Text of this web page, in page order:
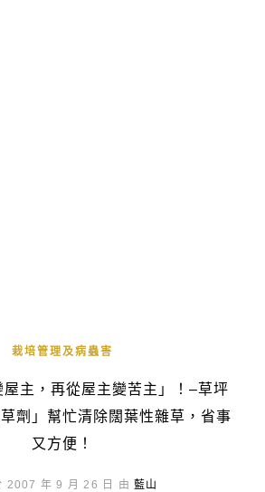
栽培管理及病蟲害
主，再從屋主變苦主」！–草坪
劑」幫忙清除闊葉性雜草，省事
又方便！
2007 年 9 月 26 日 由 藍山